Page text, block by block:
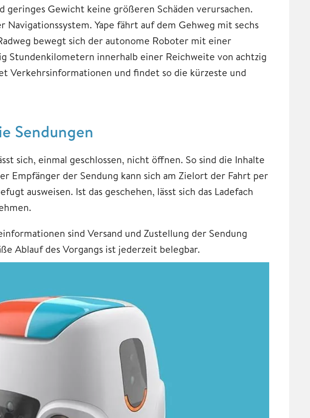
geringes Gewicht keine größeren Schäden verursachen.
Yape fährt auf dem Gehweg mit sechs
bewegt sich der autonome Roboter mit einer
Stundenkilometern innerhalb einer Reichweite von achtzig
Verkehrsinformationen und findet so die kürzeste und
Sendungen
sich, einmal geschlossen, nicht öffnen. So sind die Inhalte
Empfänger der Sendung kann sich am Zielort der Fahrt per
ausweisen. Ist das geschehen, lässt sich das Ladefach
sind Versand und Zustellung der Sendung
Ablauf des Vorgangs ist jederzeit belegbar.